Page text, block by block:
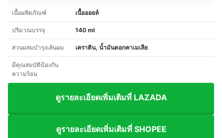
เนื้อผลิตภัณฑ์ เนื้อออยล์
ปริมาณบรรจุ 140 ml
ส่วนผสมบำรุงเส้นผม เคราติน, น้ำมันดอกคาเมเลีย
มีคุณสมบัติป้องกัน
ความร้อน
ดูรายละเอียดเพิ่มเติมที่ LAZADA
ดูรายละเอียดเพิ่มเติมที่ SHOPEE